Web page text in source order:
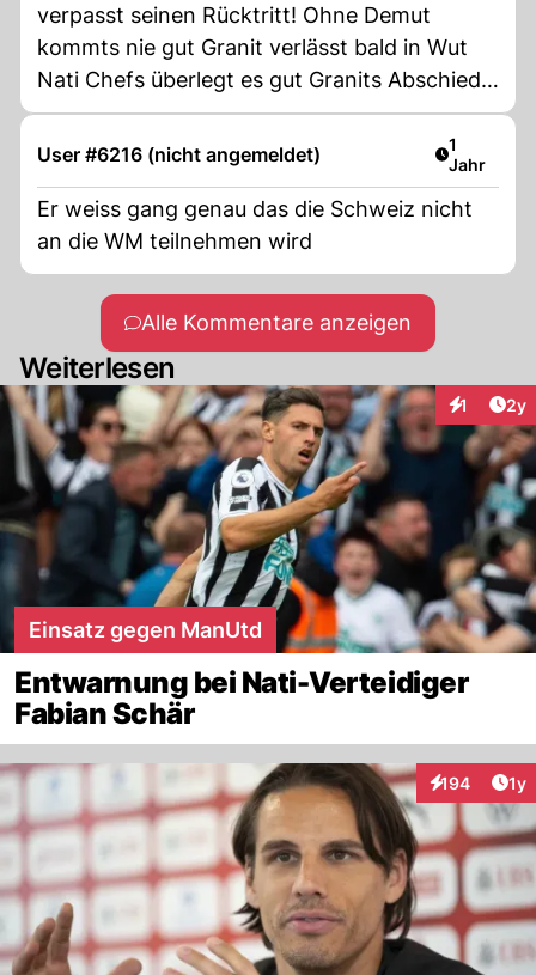
verpasst seinen Rücktritt! Ohne Demut
kommts nie gut Granit verlässt bald in Wut
Nati Chefs überlegt es gut Granits Abschied
wäre nun gut!!!
User #6216 (nicht angemeldet) Artikel
1
Jahr
Er weiss gang genau das die Schweiz nicht
an die WM teilnehmen wird
Alle Kommentare anzeigen
Weiterlesen
1 2y
Einsatz gegen ManUtd
Entwarnung bei Nati-Verteidiger
Fabian Schär
194
Interaktionen
1y